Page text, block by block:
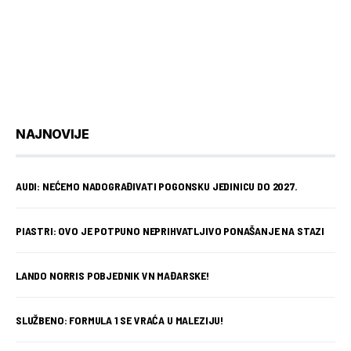
NAJNOVIJE
AUDI: NEĆEMO NADOGRAĐIVATI POGONSKU JEDINICU DO 2027.
PIASTRI: OVO JE POTPUNO NEPRIHVATLJIVO PONAŠANJE NA STAZI
LANDO NORRIS POBJEDNIK VN MAĐARSKE!
SLUŽBENO: FORMULA 1 SE VRAĆA U MALEZIJU!